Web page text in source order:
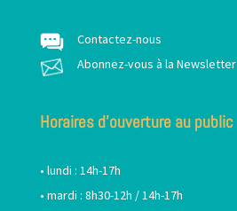
Contactez-nous
Abonnez-vous à la Newsletter
Horaires d’ouverture au public
• lundi : 14h-17h
• mardi : 8h30-12h / 14h-17h